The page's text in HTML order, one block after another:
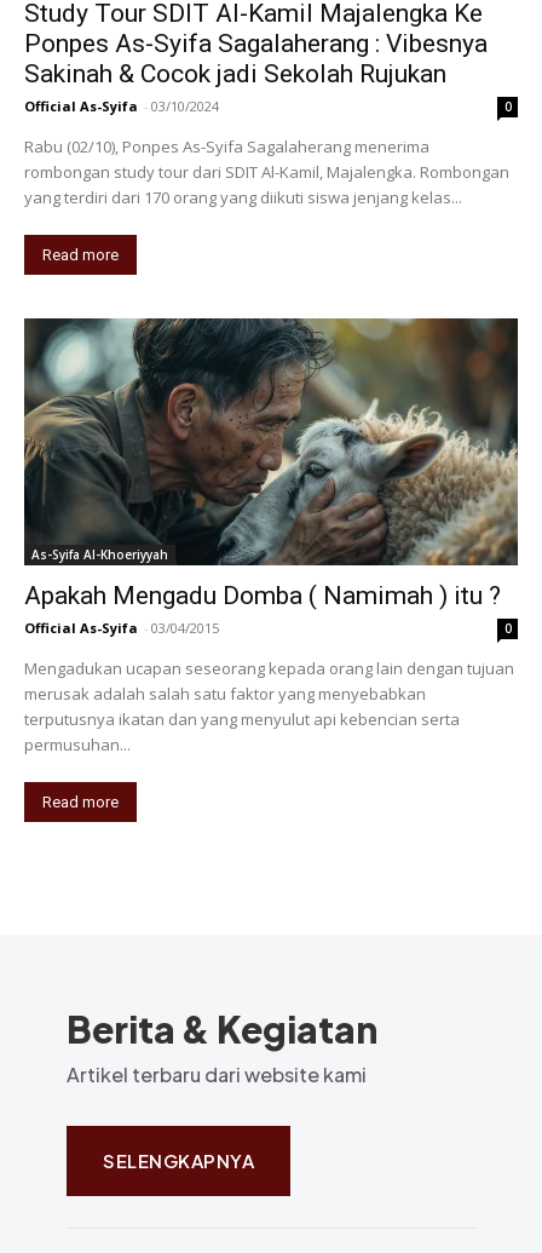
Study Tour SDIT Al-Kamil Majalengka Ke
Ponpes As-Syifa Sagalaherang : Vibesnya
Sakinah & Cocok jadi Sekolah Rujukan
Official As-Syifa - 03/10/2024 0
Rabu (02/10), Ponpes As-Syifa Sagalaherang menerima
rombongan study tour dari SDIT Al-Kamil, Majalengka. Rombongan
yang terdiri dari 170 orang yang diikuti siswa jenjang kelas...
Read more
As-Syifa Al-Khoeriyyah
Apakah Mengadu Domba ( Namimah ) itu ?
Official As-Syifa - 03/04/2015 0
Mengadukan ucapan seseorang kepada orang lain dengan tujuan
merusak adalah salah satu faktor yang menyebabkan
terputusnya ikatan dan yang menyulut api kebencian serta
permusuhan...
Read more
Berita & Kegiatan
Artikel terbaru dari website kami
SELENGKAPNYA